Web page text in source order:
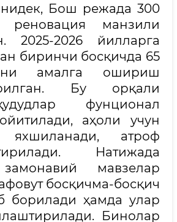
Бош режада 300
манзили
2025-2026 йилларга
биринчи босқичда 65
амалга ошириш
Бу орқали
фунционал
аҳоли учун
яхшиланади, атроф
Натижада
мавзелар
босқичма-босқич
борилади ҳамда улар
Бинолар